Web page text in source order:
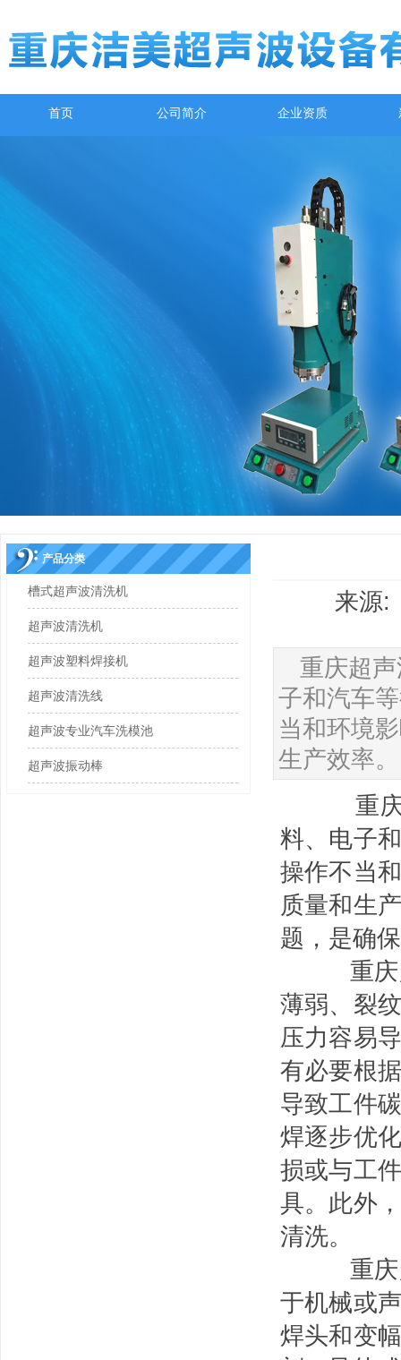
首页 公司简介 企业资质
产品分类
槽式超声波清洗机
超声波清洗机
超声波塑料焊接机
超声波清洗线
超声波专业汽车洗模池
超声波振动棒
来源
重庆超
子和汽车
当和环境
生产效率。
重庆
料、电子
操作不当
质量和生
题，是确
重
薄弱、裂
压力容易
有必要根
导致工件
焊逐步优
损或与工
具。 此外
清洗。
重
于机械或
焊头和变